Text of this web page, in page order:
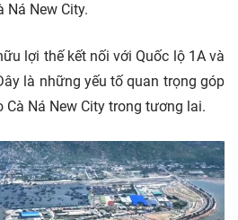
Ná New City.
lợi thế kết nối với Quốc lộ 1A và
là những yếu tố quan trọng góp
Ná New City trong tương lai.